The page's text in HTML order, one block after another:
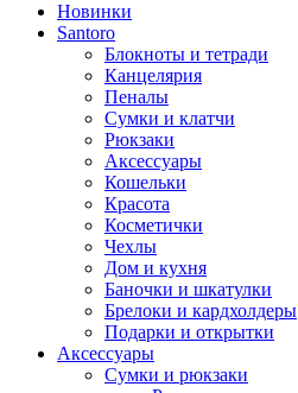
Новинки
Santoro
Блокноты и тетради
Канцелярия
Пеналы
Сумки и клатчи
Рюкзаки
Аксессуары
Кошельки
Красота
Косметички
Чехлы
Дом и кухня
Баночки и шкатулки
Брелоки и кардхолдеры
Подарки и открытки
Аксессуары
Сумки и рюкзаки